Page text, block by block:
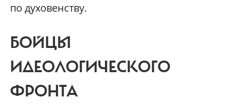
по духовенству.
БОЙЦЫ
ИДЕОЛОГИЧЕСКОГО
ФРОНТА